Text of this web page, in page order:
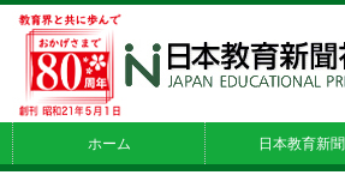
ホーム 日本教育新聞